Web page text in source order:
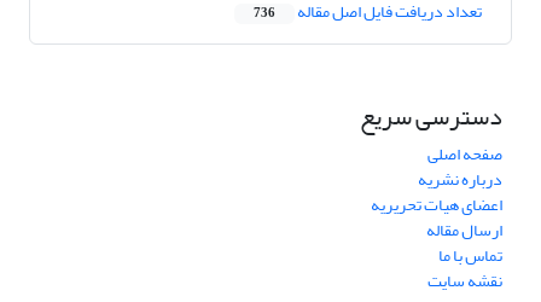
تعداد دریافت فایل اصل مقاله 736
دسترسی سریع
صفحه اصلی
درباره نشریه
اعضای هیات تحریریه
ارسال مقاله
تماس با ما
نقشه سایت